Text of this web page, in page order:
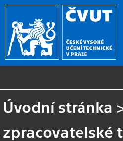
Úvodní stránka
zpracovatelské